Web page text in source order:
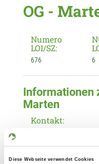
Diese Webseite verwendet Cookies
OG -
Numero
LOI/SZ:
676 6
Informationen
Marten
Kontakt:
Werkloh 17
44357 Dortmund